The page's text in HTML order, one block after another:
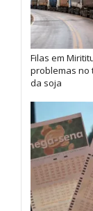
Filas em
problemas no
da soja